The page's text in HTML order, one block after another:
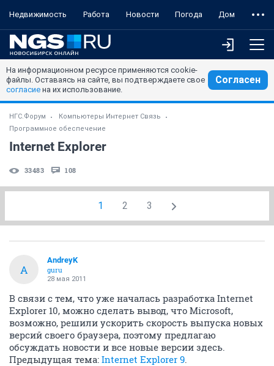
Недвижимость Работа Новости Погода Дом
На информационном ресурсе применяются cookie-
файлы. Оставаясь на сайте, вы подтверждаете свое
согласие на их использование.
Согласен
НГС.Форум
Компьютеры Интернет Связь
Программное обеспечение
Internet Explorer
33483 108
1 2 3
A
AndreyK
guru
28 мая 2011
В связи с тем, что уже началась разработка Internet
Explorer 10, можно сделать вывод, что Microsoft,
возможно, решили ускорить скорость выпуска новых
версий своего браузера, поэтому предлагаю
обсуждать новости и все новые версии здесь.
Предыдущая тема: Internet Explorer 9.